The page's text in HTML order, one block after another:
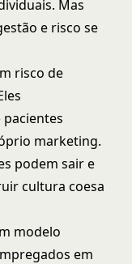
Mas
e risco se
risco de
marketing.
podem sair e
cultura coesa
modelo
em